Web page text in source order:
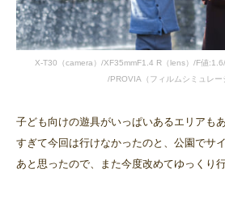
X-T30（camera）/XF35mmF1.4 R（lens）/F値
/PROVIA（フィルムシミュレー
子ども向けの遊具がいっぱいあるエリアも
すぎて今回は行けなかったのと、公園でサ
あと思ったので、また今度改めてゆっくり